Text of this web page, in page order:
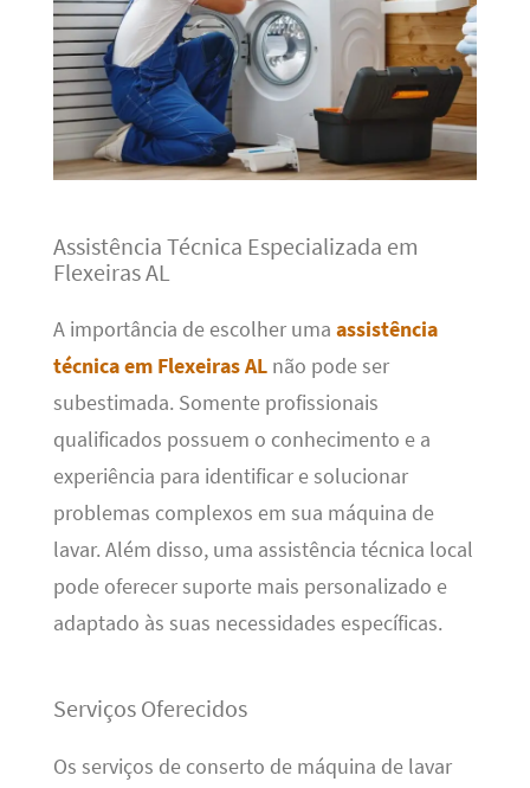
Assistência Técnica Especializada em
Flexeiras AL
A importância de escolher uma assistência
técnica em Flexeiras ALnão pode ser
subestimada. Somente profissionais
qualificados possuem o conhecimento e a
experiência para identificar e solucionar
problemas complexos em sua máquina de
lavar. Além disso, uma assistência técnica local
pode oferecer suporte mais personalizado e
adaptado às suas necessidades específicas.
Serviços Oferecidos
Os serviços de conserto de máquina de lavar